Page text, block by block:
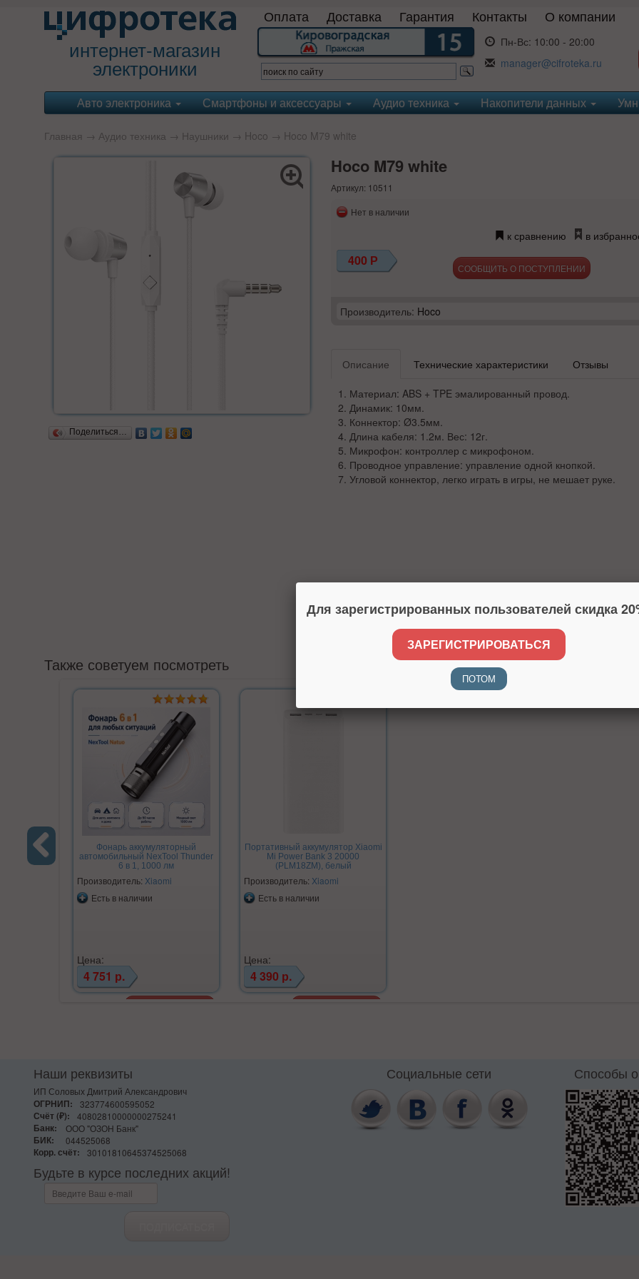
интернет-магазин
электроники
Оплата Доставка Гарантия Контакты О компании
Пн-Вс: 10:00 - 20:00
manager@cifroteka.ru
Авто электроника Смартфоны и аксессуары Аудио техника Накопители данных
Главная → Аудио техника → Наушники → Hoco → Hoco M79 white
Поделиться…
Hoco M79 white
Артикул: 10511
Нет в наличии
к сравнению в
400 Р СООБЩИТЬ О ПОСТУПЛЕНИИ
Производитель: Hoco
Описание Технические характеристики Отзывы
1. Материал: ABS + TPE эмалированный провод.
2. Динамик: 10мм.
3. Коннектор: Ø3.5мм.
4. Длина кабеля: 1.2м. Вес: 12г.
5. Микрофон: контроллер с микрофоном.
6. Проводное управление: управление одной кнопкой.
7. Угловой коннектор, легко играть в игры, не мешает руке.
Также советуем посмотреть
Фонарь аккумуляторный
автомобильный NexTool Thunder
6 в 1, 1000 лм
Производитель: Xiaomi
Есть в наличии
Цена:
4 751 р.
Портативный аккумулятор Xiaomi
Mi Power Bank 3 20000
(PLM18ZM), белый
Производитель: Xiaomi
Есть в наличии
Цена:
4 390 р.
Наши реквизиты
ИП Соловых Дмитрий Александрович
ОГРНИП:
323774600595052
Счёт (₽):
40802810000000275241
Банк:
ООО "ОЗОН Банк"
БИК:
044525068
Корр. счёт:
30101810645374525068
Будьте в курсе последних акций!
Социальные сети Способы
Для зарегистрированных пользователей скидка
ЗАРЕГИСТРИРОВАТЬСЯ
ПОТОМ